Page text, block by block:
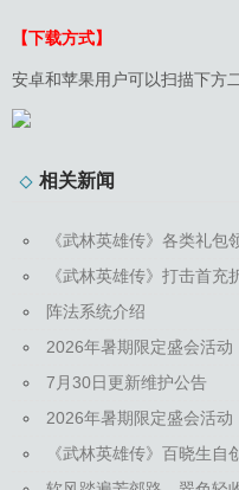
【下载方式】
安卓和苹果用户可以扫描下方
相关新闻
《武林英雄传》各类礼包
《武林英雄传》打击首
阵法系统介绍
2026年暑期限定盛会活动
7月30日更新维护公告
2026年暑期限定盛会活动
《武林英雄传》百晓生自